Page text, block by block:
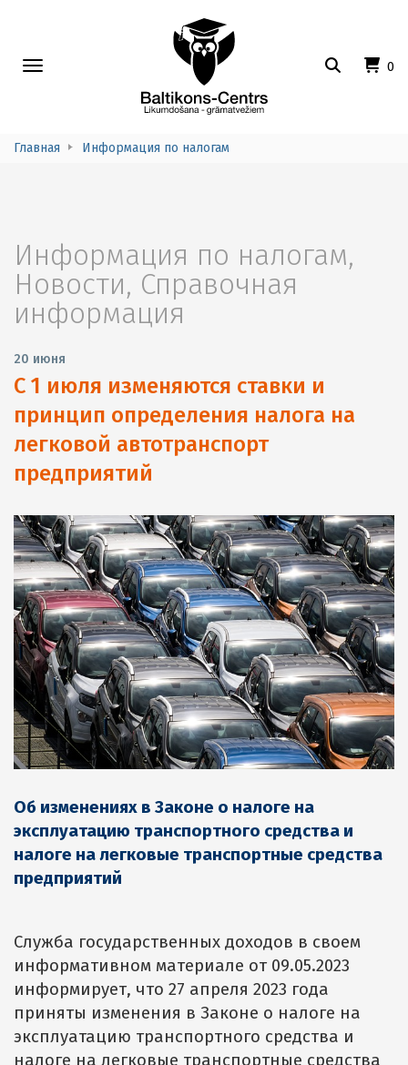
0
Toggle
Главная Информация по налогам
Информация по налогам,
Новости, Справочная
информация
20 июня
С 1 июля изменяются ставки и
принцип определения налога на
легковой автотранспорт
предприятий
Об изменениях в Законе о налоге на
эксплуатацию транспортного средства и
налоге на легковые транспортные средства
предприятий
Служба государственных доходов в своем
информативном материале от 09.05.2023
информирует, что 27 апреля 2023 года
приняты изменения в Законе о налоге на
эксплуатацию транспортного средства и
налоге на легковые транспортные средства